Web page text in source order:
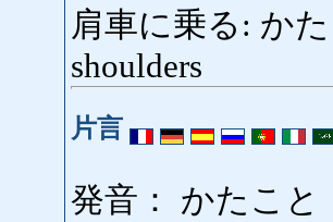
肩車に乗る: か
shoulders
片言
発音： かたこと